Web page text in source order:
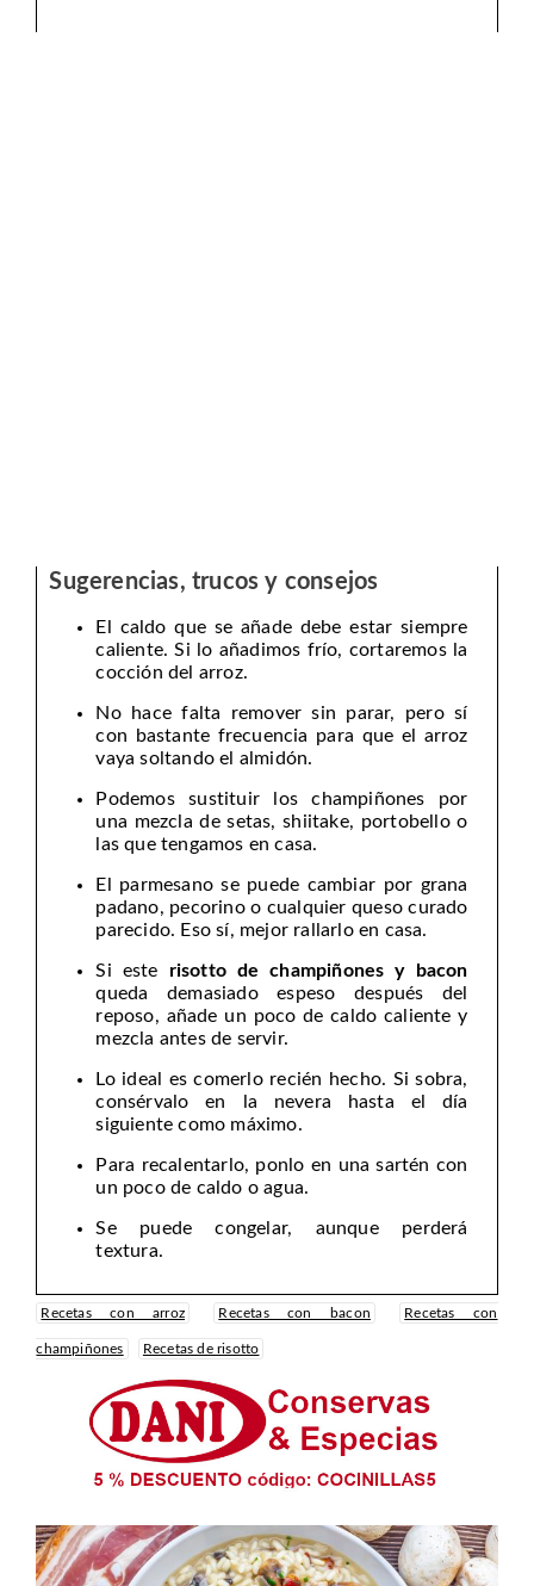
Sugerencias, trucos y consejos
El caldo que se añade debe estar siempre
caliente. Si lo añadimos frío, cortaremos la
cocción del arroz.
No hace falta remover sin parar, pero sí
con bastante frecuencia para que el arroz
vaya soltando el almidón.
Podemos sustituir los champiñones por
una mezcla de setas, shiitake, portobello o
las que tengamos en casa.
El parmesano se puede cambiar por grana
padano, pecorino o cualquier queso curado
parecido. Eso sí, mejor rallarlo en casa.
Si este risotto de champiñones y bacon
queda demasiado espeso después del
reposo, añade un poco de caldo caliente y
mezcla antes de servir.
Lo ideal es comerlo recién hecho. Si sobra,
consérvalo en la nevera hasta el día
siguiente como máximo.
Para recalentarlo, ponlo en una sartén con
un poco de caldo o agua.
Se puede congelar, aunque perderá
textura.
Recetas con arroz Recetas con bacon Recetas con
champiñones Recetas de risotto